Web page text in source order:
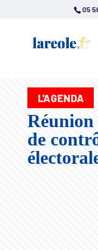
05
L'AGENDA
Réunion
de